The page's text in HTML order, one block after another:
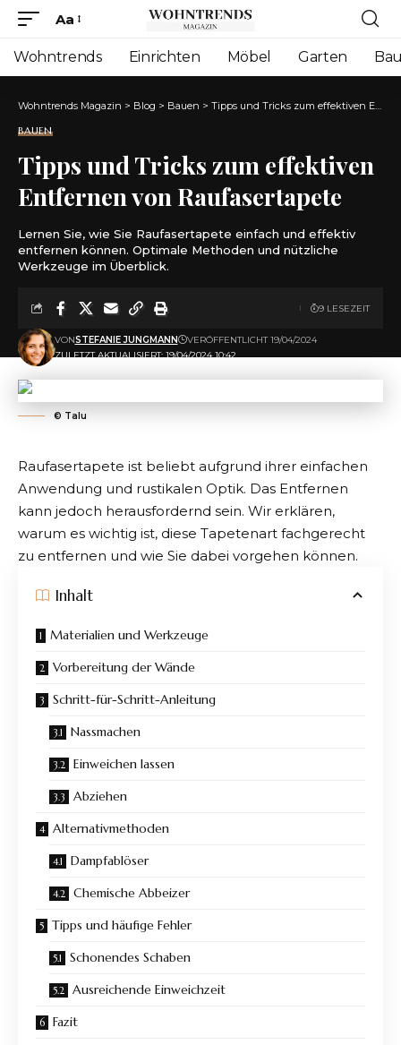
Font
Resizer
Aa
Wohntrends Einrichten Möbel Garten
Wohntrends Magazin > Blog > Bauen > Tipps und Tricks zum effektiven Entfernen von Raufasertapete
BAUEN
Tipps und Tricks zum effektiven
Entfernen von Raufasertapete
Lernen Sie, wie Sie Raufasertapete einfach und effektiv
entfernen können. Optimale Methoden und nützliche
Werkzeuge im Überblick.
ZULETZT AKTUALISIERT: 19/04/2024 10:42
VONSTEFANIE JUNGMANN VERÖFFENTLICHT 19/04/2024
9 LESEZEIT
©️ Talu
Raufasertapete ist beliebt aufgrund ihrer einfachen
Anwendung und rustikalen Optik. Das Entfernen
kann jedoch herausfordernd sein. Wir erklären,
warum es wichtig ist, diese Tapetenart fachgerecht
zu entfernen und wie Sie dabei vorgehen können.
Inhalt
Materialien und Werkzeuge
Vorbereitung der Wände
Schritt-für-Schritt-Anleitung
Nassmachen
Einweichen lassen
Abziehen
Alternativmethoden
Dampfablöser
Chemische Abbeizer
Tipps und häufige Fehler
Schonendes Schaben
Ausreichende Einweichzeit
Fazit